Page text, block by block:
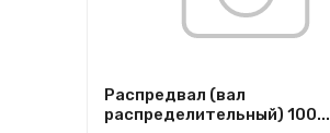
Распредвал (вал
распределительный) 100...